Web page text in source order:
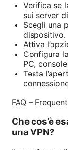
Verifica se
sui server
Scegli una
dispositivo.
Attiva
Configura
PC,
Testa
FAQ –
Che cos’è
una VPN?